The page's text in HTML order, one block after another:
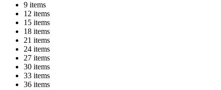
9 items
12 items
15 items
18 items
21 items
24 items
27 items
30 items
33 items
36 items